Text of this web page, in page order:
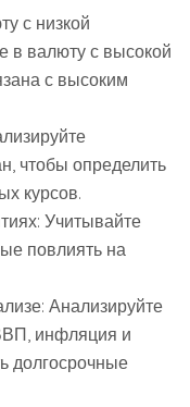
с низкой
в валюту с высокой
с высоким
чтобы определить
курсов.
Учитывайте
повлиять на
Анализируйте
инфляция и
долгосрочные